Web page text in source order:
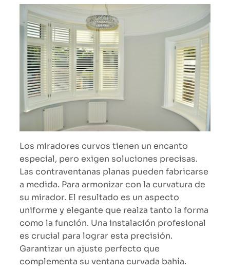
Los miradores curvos tienen un encanto
especial, pero exigen soluciones precisas.
Las contraventanas planas pueden fabricarse
a medida. Para armonizar con la curvatura de
su mirador. El resultado es un aspecto
uniforme y elegante que realza tanto la forma
como la función. Una instalación profesional
es crucial para lograr esta precisión.
Garantizar un ajuste perfecto que
complementa su ventana curvada bahía.